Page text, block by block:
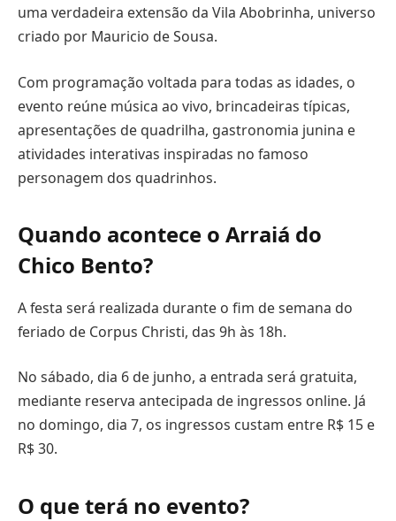
uma verdadeira extensão da Vila Abobrinha, universo
criado por Mauricio de Sousa.
Com programação voltada para todas as idades, o
evento reúne música ao vivo, brincadeiras típicas,
apresentações de quadrilha, gastronomia junina e
atividades interativas inspiradas no famoso
personagem dos quadrinhos.
Quando acontece o Arraiá do
Chico Bento?
A festa será realizada durante o fim de semana do
feriado de Corpus Christi, das 9h às 18h.
No sábado, dia 6 de junho, a entrada será gratuita,
mediante reserva antecipada de ingressos online. Já
no domingo, dia 7, os ingressos custam entre R$ 15 e
R$ 30.
O que terá no evento?